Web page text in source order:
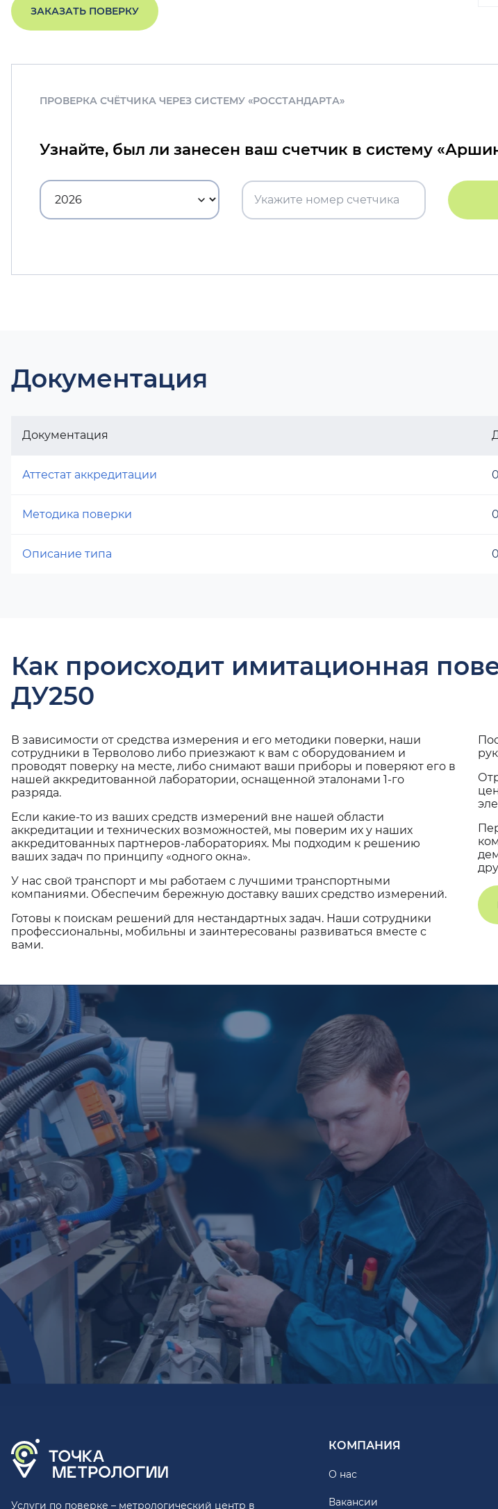
ЗАКАЗАТЬ ПОВЕРКУ
ПРОВЕРКА СЧЁТЧИКА ЧЕРЕЗ СИСТЕМУ «РОССТАНДАРТА»
Узнайте, был ли занесен ваш счетчик в систему
Документация
Документация
Аттестат аккредитации
Методика поверки
Описание типа
Как происходит имитационная
ДУ250
В зависимости от средства измерения и его методики поверки, наши
сотрудники в Терволово либо приезжают к вам с оборудованием и
проводят поверку на месте, либо снимают ваши приборы и поверяют его в
нашей аккредитованной лаборатории, оснащенной эталонами 1-го
разряда.
Если какие-то из ваших средств измерений вне нашей области
аккредитации и технических возможностей, мы поверим их у наших
аккредитованных партнеров-лабораториях. Мы подходим к решению
ваших задач по принципу «одного окна».
У нас свой транспорт и мы работаем с лучшими транспортными
компаниями. Обеспечим бережную доставку ваших средство измерений.
Готовы к поискам решений для нестандартных задач. Наши сотрудники
профессиональны, мобильны и заинтересованы развиваться вместе с
вами.
Услуги по поверке – метрологический центр в
КОМПАНИЯ
О нас
Вакансии